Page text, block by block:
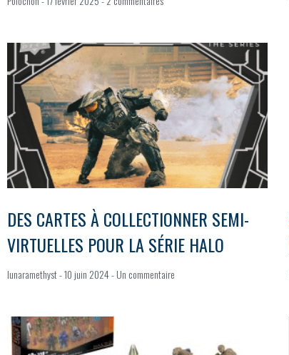
DES CARTES À COLLECTIONNER SEMI-
VIRTUELLES POUR LA SÉRIE HALO
lunaramethyst 10 juin 2024 Un commentaire